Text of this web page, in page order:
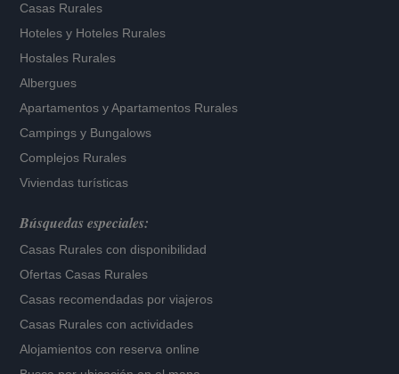
Casas Rurales
Hoteles y Hoteles Rurales
Hostales Rurales
Albergues
Apartamentos yApartamentos Rurales
Campings y Bungalows
Complejos Rurales
Viviendas turísticas
Búsquedas especiales:
Casas Rurales con disponibilidad
Ofertas Casas Rurales
Casas recomendadas por viajeros
Casas Rurales con actividades
Alojamientos con reserva online